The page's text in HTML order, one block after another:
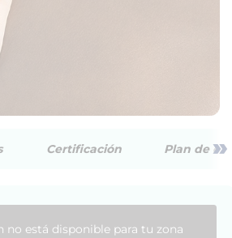
Certificación Plan de »
no está disponible para tu zona